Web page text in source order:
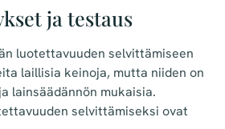
ja testaus
luotettavuuden selvittämiseen
laillisia keinoja, mutta niiden on
lainsäädännön mukaisia.
selvittämiseksi ovat